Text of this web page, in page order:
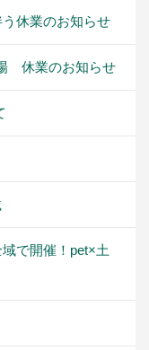
う休業のお知らせ
休業のお知らせ
で開催！pet×土